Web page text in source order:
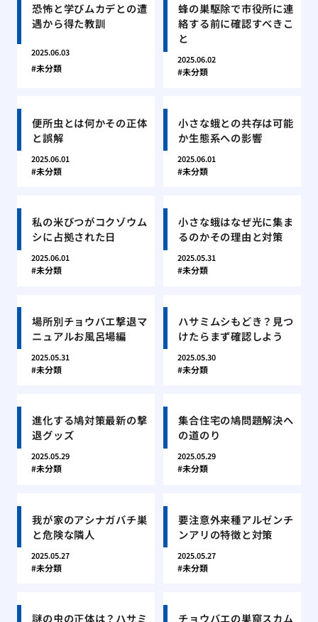
恐怖と学びムカデとの遭
遇から得た教訓
2025.06.03
未分類
蜂の巣駆除で市役所に連
絡する前に確認すべきこ
と
2025.06.02
未分類
便所虫とは何かその正体
と誤解
2025.06.01
未分類
小さな蛾との共存は可能
か生態系への影響
2025.06.01
未分類
私の米びつがコクゾウム
シに占拠された日
2025.06.01
未分類
小さな蛾はなぜ光に集ま
るのかその理由と対策
2025.05.31
未分類
場所別チョウバエ撃退マ
ニュアルお風呂場編
2025.05.31
未分類
ハサミムシもどき？見つ
けたらまず確認しよう
2025.05.30
未分類
進化する鳩対策最新の撃
退グッズ
2025.05.29
未分類
集合住宅の鳩問題解決へ
の道のり
2025.05.29
未分類
我が家のアシナガバチ巣
と危険な隣人
2025.05.27
未分類
要注意外来種アルゼンチ
ンアリの特徴と対策
2025.05.27
未分類
謎の虫の正体は？ハサミ チョウバエの巣窟スカム